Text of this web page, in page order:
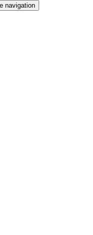
navigation